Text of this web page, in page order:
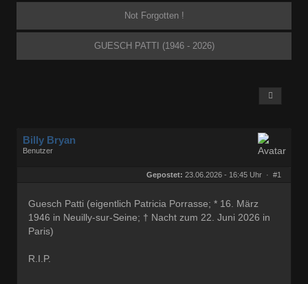
Not Forgotten !
GUESCH PATTI (1946 - 2026)
Billy Bryan
Benutzer
Gepostet: 23.06.2026 - 16:45 Uhr · #1
Guesch Patti (eigentlich Patricia Porrasse; * 16. März
1946 in Neuilly-sur-Seine; † Nacht zum 22. Juni 2026 in
Paris)
R.I.P.